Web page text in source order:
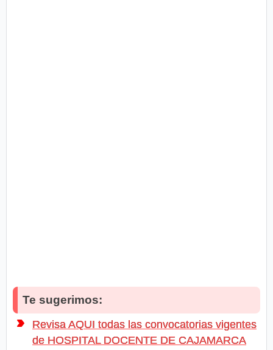
Te sugerimos:
Revisa AQUI todas las convocatorias vigentes
de HOSPITAL DOCENTE DE CAJAMARCA